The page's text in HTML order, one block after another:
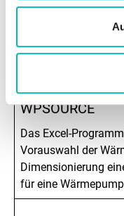
WPSOURCE
Das Excel-
Vorauswahl der
Dimensionierung
für eine